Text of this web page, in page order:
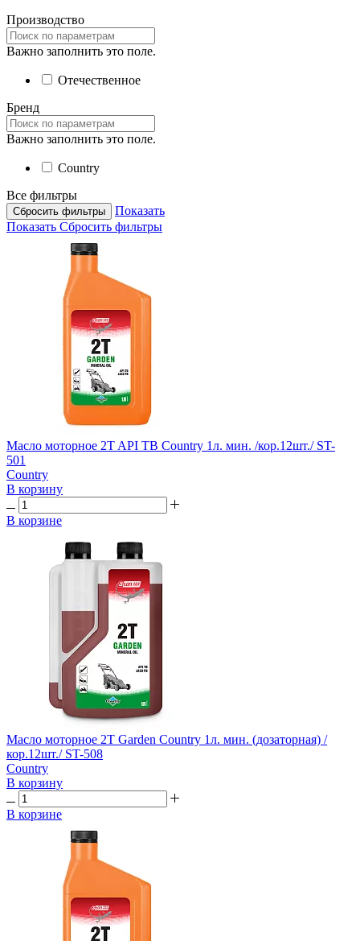
Производство
Важно заполнить это поле.
Отечественное
Бренд
Важно заполнить это поле.
Country
Все фильтры
Сбросить фильтры
Показать
Показать Сбросить фильтры
Масло моторное 2T API TB Country 1л. мин. /кор.12шт./ ST-
501
Country
В корзину
В корзине
Масло моторное 2T Garden Country 1л. мин. (дозаторная) /
кор.12шт./ ST-508
Country
В корзину
В корзине